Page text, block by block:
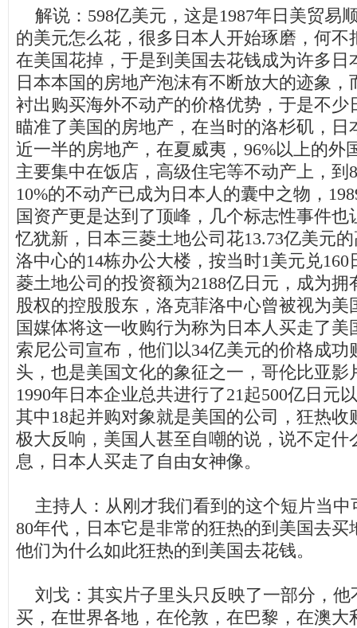
解说： 598亿美元，这是1987年日美贸易
的美元怎么花，很多日本人开始琢磨，何不
在美国花掉，于是到美国去花钱成为许多日
日本本国的房地产泡沫有不断放大的迹象，
衬出购买海外不动产的价格优势，于是不少
瞄准了美国的房地产，在当时的洛杉矶，日
近一半的房地产，在夏威夷， 96%以上的外
主要集中在饭店，高级住宅等不动产上，到
10%的不动产已成为日本人的囊中之物，
国资产更是达到了顶峰，几个标志性事件也
忆犹新，日本三菱土地公司花13.73亿美元
洛中心的14栋办公大楼，按当时1美元兑160
菱土地公司的投资额为2188亿日元，成为拥
股权的控股股东，洛克菲洛中心曾被视为美
国媒体将这一收购行为称为日本人买走了美
索尼公司宣布，他们以34亿美元的价格成功
头，也是美国文化的象征之一，哥伦比亚影
1990年日本企业总共进行了21起500亿日元
其中 18起并购对象就是美国的公司，狂热收
极大反响，美国人甚至自嘲的说，说不定什
息，日本人买走了自由女神像。
主持人：从刚才我们看到的这个短片当
80年代，日本它是非常的狂热的到美国去买
他们为什么如此狂热的到美国去花钱。
刘戈：其实片子里头只反映了一部分，
买，在世界各地，在伦敦，在巴黎，在澳大